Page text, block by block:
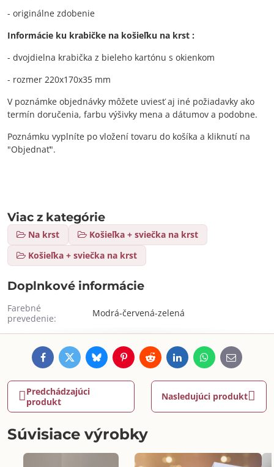
- originálne zdobenie
Informácie ku krabičke na košieľku na krst :
- dvojdielna krabička z bieleho kartónu s okienkom
- rozmer 220x170x35 mm
V poznámke objednávky môžete uviesť aj iné požiadavky ako
termín doručenia, farbu výšivky mena a dátumov a podobne.
Poznámku vyplníte po vložení tovaru do košíka a kliknutí na
"Objednať".
Viac z kategórie
Na krst
Košieľka + sviečka na krst
Košieľka + sviečka na krst
Doplnkové informácie
Farebné
prevedenie:
Modrá-červená-zelená
FacebookTwitterBlueskyPinterestRedditLinkedInWhatsApp
E-
mail
Predchádzajúci
produkt
Nasledujúci produkt
Súvisiace výrobky